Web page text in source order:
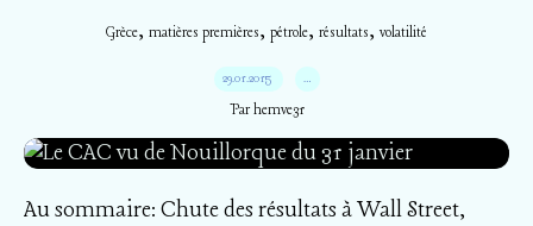
Grèce, matières premières, pétrole, résultats, volatilité
29.01.2015 …
Par hemve31
Au sommaire: Chute des résultats à Wall Street,